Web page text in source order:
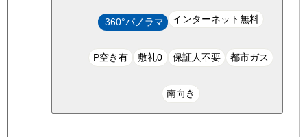
360°パノラマ インターネット無料
P空き有 敷礼0 保証人不要 都市ガス
南向き